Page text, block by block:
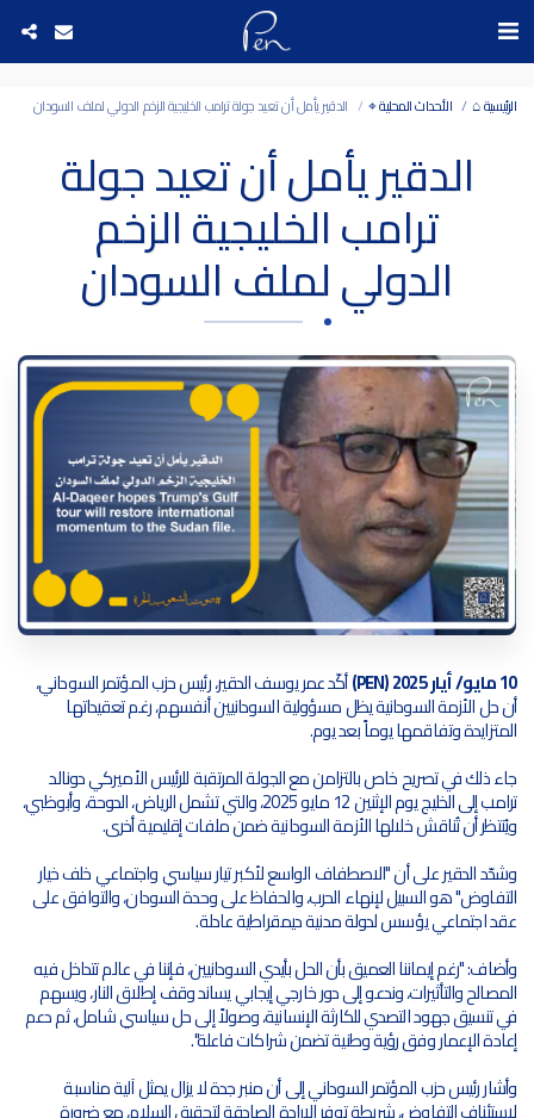
الرئيسية ⌂ الأحداث المحلية ⌖ الدقير يأمل أن تعيد جولة ترامب الخليجية الزخم الدولي لملف السودان
الدقير يأمل أن تعيد جولة
ترامب الخليجية الزخم
الدولي لملف السودان
10 مايو/ أيار 2025 (PEN) أكّد عمر يوسف الدقير، رئيس حزب المؤتمر السوداني،
أن حل الأزمة السودانية يظل مسؤولية السودانيين أنفسهم، رغم تعقيداتها
المتزايدة وتفاقمها يوماً بعد يوم.
جاء ذلك في تصريح خاص بالتزامن مع الجولة المرتقبة للرئيس الأميركي دونالد
ترامب إلى الخليج يوم الإثنين 12 مايو 2025، والتي تشمل الرياض، الدوحة، وأبوظبي،
ويُنتظر أن تُناقش خلالها الأزمة السودانية ضمن ملفات إقليمية أخرى.
وشدّد الدقير على أن "الاصطفاف الواسع لأكبر تيار سياسي واجتماعي خلف خيار
التفاوض" هو السبيل لإنهاء الحرب، والحفاظ على وحدة السودان، والتوافق على
عقد اجتماعي يؤسس لدولة مدنية ديمقراطية عادلة.
وأضاف: "رغم إيماننا العميق بأن الحل بأيدي السودانيين، فإننا في عالم تتداخل فيه
المصالح والتأثيرات، وندعو إلى دور خارجي إيجابي يساند وقف إطلاق النار، ويسهم
في تنسيق جهود التصدي للكارثة الإنسانية، وصولاً إلى حل سياسي شامل، ثم دعم
إعادة الإعمار وفق رؤية وطنية تضمن شراكات فاعلة".
وأشار رئيس حزب المؤتمر السوداني إلى أن منبر جدة لا يزال يمثل آلية مناسبة
لاستئناف التفاوض، شريطة توفر الإرادة الصادقة لتحقيق السلام، مع ضرورة